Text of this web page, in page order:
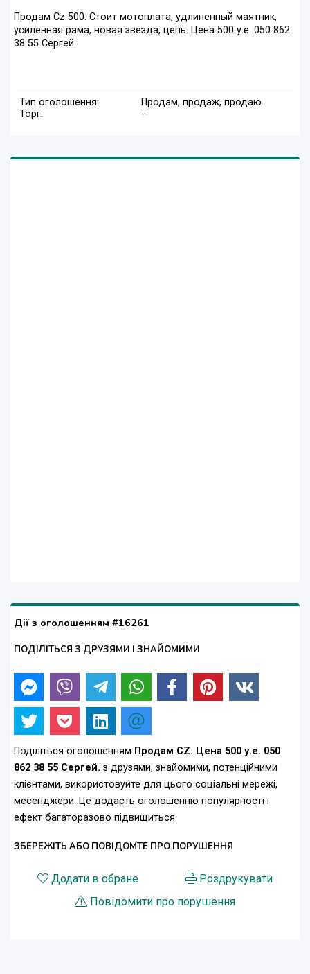
Продам Cz 500. Стоит мотоплата, удлиненный маятник,
усиленная рама, новая звезда, цепь. Цена 500 у.е. 050 862
38 55 Сергей.
Тип оголошення:
Продам, продаж, продаю
Торг:
--
Дії з оголошенням #16261
ПОДІЛІТЬСЯ З ДРУЗЯМИ І ЗНАЙОМИМИ
Поділіться оголошенням Продам CZ. Цена 500 у.е. 050
862 38 55 Сергей. з друзями, знайомими, потенційними
клієнтами, використовуйте для цього соціальні мережі,
месенджери. Це додасть оголошенню популярності і
ефект багаторазово підвищиться.
ЗБЕРЕЖІТЬ АБО ПОВІДОМТЕ ПРО ПОРУШЕННЯ
Додати в обране
Роздрукувати
Повідомити про порушення